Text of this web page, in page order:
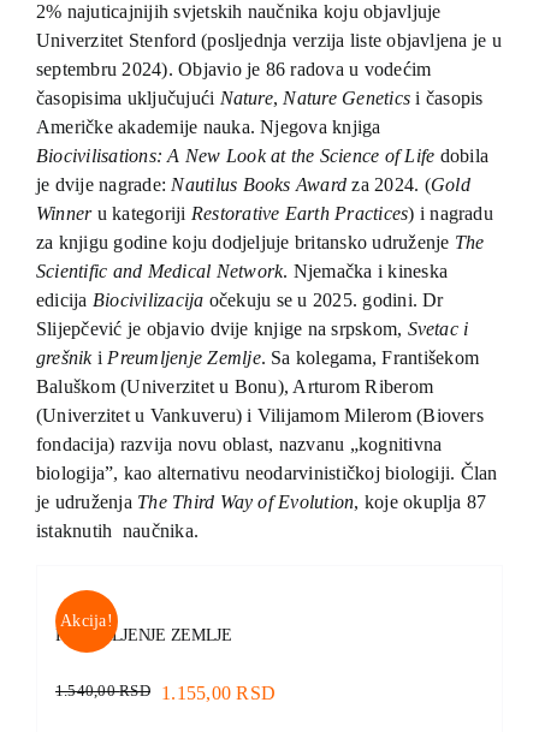
Vesti
EU PROJEKTI
Kontakt
2% najuticajnijih svjetskih naučnika koju objavljuje
Univerzitet Stenford (posljednja verzija liste objavljena je u
septembru 2024). Objavio je 86 radova u vodećim
časopisima uključujući Nature, Nature Genetics i časopis
Američke akademije nauka. Njegova knjiga
Biocivilisations: A New Look at the Science of Life dobila
je dvije nagrade: Nautilus Books Awardza 2024. (Gold
Winneru kategoriji Restorative Earth Practices) i nagradu
za knjigu godine koju dodjeljuje britansko udruženje The
Scientific and Medical Network. Njemačka i kineska
edicija Biocivilizacija očekuju se u 2025. godini. Dr
Slijepčević je objavio dvije knjige na srpskom, Svetac i
grešniki Preumljenje Zemlje. Sa kolegama, Františekom
Baluškom (Univerzitet u Bonu), Arturom Riberom
(Univerzitet u Vankuveru) i Vilijamom Milerom (Biovers
fondacija) razvija novu oblast, nazvanu „kognitivna
biologija”, kao alternativu neodarvinističkoj biologiji. Član
je udruženja The Third Way of Evolution, koje okuplja 87
istaknutih naučnika.
Akcija!
PREUMLJENJE ZEMLJE
1.540,00RSD 1.155,00RSD